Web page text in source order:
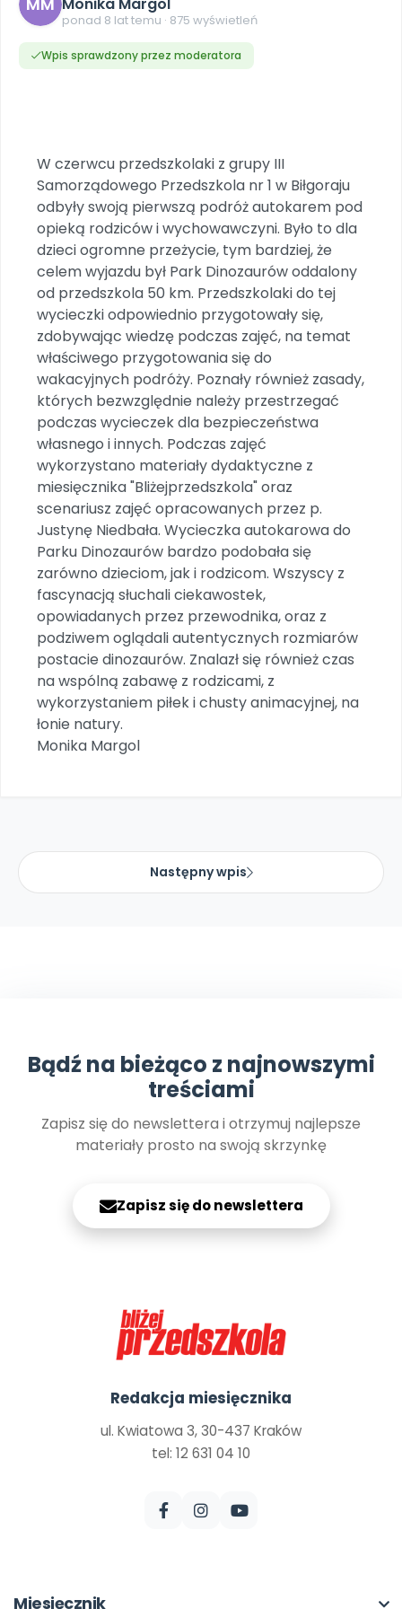
Scenariusze i artykuły
Pomoce dydaktyczne
Bliżejprzedszkolne zestawy
Zestawy do pobrania
POLECAMY
Wybierz prezent
Przy zamówieniu prenumeraty
Zaplanuj rok przedszkolny
Materiały na nowy rok
Archiwalne numery
Pomoc
Miesięczniki
Ebooki
NA SKRÓTY
Letnia wyprzedaż
Promocje w sklepie
Nowości
Zapowiedzi
Polecamy
Promocje
Konferencje
Spotkania na dużą skalę
Akademia Muzyki i Ruchu
Szkolenia muzyczne
INNE
Ebooki
Nasze interaktywne ebooki
Pakiet bliżej MAX
Poznajemy regiony
Sensosmyki
Sprintem do maratonu
Ruch i motywacja
Bliżej Pieska
Pomoc zwierzętom
Książka (dla) Przedszkolaka
Promowanie czytelnictwa
SOCIAL MEDIA
Facebook
Aktualności
Zobacz nas na TikToku
YouTube
Filmy edukacyjne
ponad 8 lat temu · 875 wyświetleń
Wpis sprawdzony przez moderatora
W czerwcu przedszkolaki z grupy III
Samorządowego Przedszkola nr 1 w Biłgoraju
odbyły swoją pierwszą podróż autokarem pod
opieką rodziców i wychowawczyni. Było to dla
dzieci ogromne przeżycie, tym bardziej, że
celem wyjazdu był Park Dinozaurów oddalony
od przedszkola 50 km. Przedszkolaki do tej
wycieczki odpowiednio przygotowały się,
zdobywając wiedzę podczas zajęć, na temat
właściwego przygotowania się do
wakacyjnych podróży. Poznały również zasady,
których bezwzględnie należy przestrzegać
podczas wycieczek dla bezpieczeństwa
własnego i innych. Podczas zajęć
wykorzystano materiały dydaktyczne z
miesięcznika "Bliżejprzedszkola" oraz
scenariusz zajęć opracowanych przez p.
Justynę Niedbała. Wycieczka autokarowa do
Parku Dinozaurów bardzo podobała się
zarówno dzieciom, jak i rodzicom. Wszyscy z
fascynacją słuchali ciekawostek,
opowiadanych przez przewodnika, oraz z
podziwem oglądali autentycznych rozmiarów
postacie dinozaurów. Znalazł się również czas
na wspólną zabawę z rodzicami, z
wykorzystaniem piłek i chusty animacyjnej, na
łonie natury.
Monika Margol
Następny wpis
Bądź na bieżąco z najnowszymi
treściami
Zapisz się do newslettera i otrzymuj najlepsze
materiały prosto na swoją skrzynkę
Zapisz się do newslettera
Redakcja miesięcznika
ul. Kwiatowa 3, 30-437 Kraków
tel: 12 631 04 10
Miesięcznik